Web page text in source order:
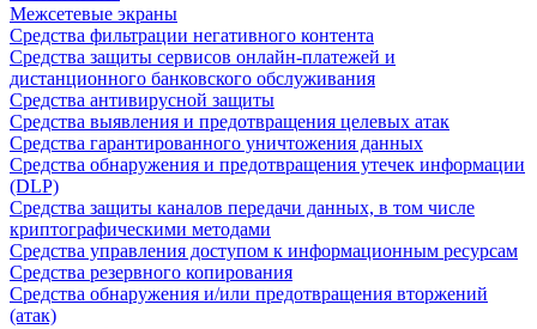
Межсетевые экраны
Средства фильтрации негативного контента
Средства защиты сервисов онлайн-платежей и
дистанционного банковского обслуживания
Средства антивирусной защиты
Средства выявления и предотвращения целевых атак
Средства гарантированного уничтожения данных
Средства обнаружения и предотвращения утечек информации
(DLP)
Средства защиты каналов передачи данных, в том числе
криптографическими методами
Средства управления доступом к информационным ресурсам
Средства резервного копирования
Средства обнаружения и/или предотвращения вторжений
(атак)